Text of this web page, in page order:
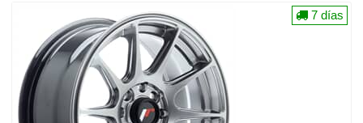
7 días